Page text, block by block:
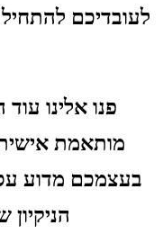
לעובדיכם
פנו אלינו
מותאמת אישית
בעצמכם מדוע